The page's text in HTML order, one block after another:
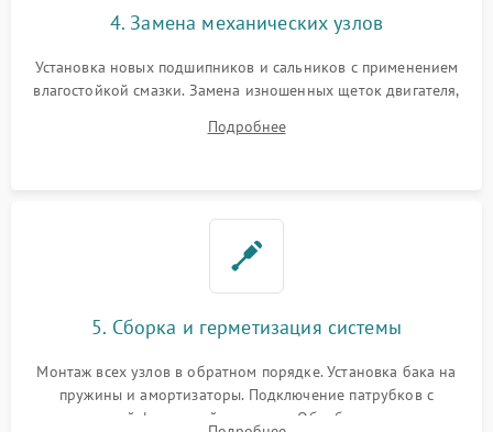
4. Замена механических узлов
Установка новых подшипников и сальников с применением
влагостойкой смазки. Замена изношенных щеток двигателя,
или поврежденной резиновой манжеты.
Подробнее
5. Сборка и герметизация системы
Монтаж всех узлов в обратном порядке. Установка бака на
пружины и амортизаторы. Подключение патрубков с
надежной фиксацией хомутами. Обработка стыков